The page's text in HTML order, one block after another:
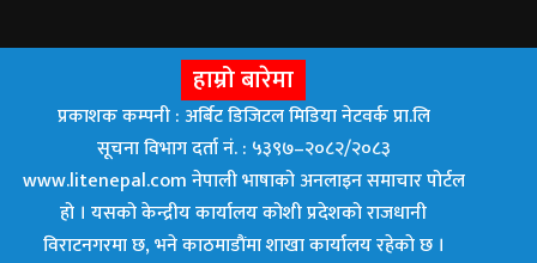
हाम्रो बारेमा
प्रकाशक कम्पनी : अर्बिट डिजिटल मिडिया नेटवर्क प्रा.लि
सूचना विभाग दर्ता नं. : ५३९७–२०८२/२०८३
www.litenepal.com नेपाली भाषाको अनलाइन समाचार पोर्टल
हो । यसको केन्द्रीय कार्यालय कोशी प्रदेशको राजधानी
विराटनगरमा छ, भने काठमाडाैंमा शाखा कार्यालय रहेकाे छ ।